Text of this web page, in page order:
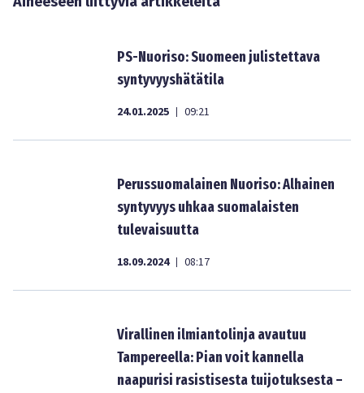
PS-Nuoriso: Suomeen julistettava
syntyvyyshätätila
24.01.2025 | 09:21
Perussuomalainen Nuoriso: Alhainen
syntyvyys uhkaa suomalaisten
tulevaisuutta
18.09.2024 | 08:17
Virallinen ilmiantolinja avautuu
Tampereella: Pian voit kannella
naapurisi rasistisesta tuijotuksesta –